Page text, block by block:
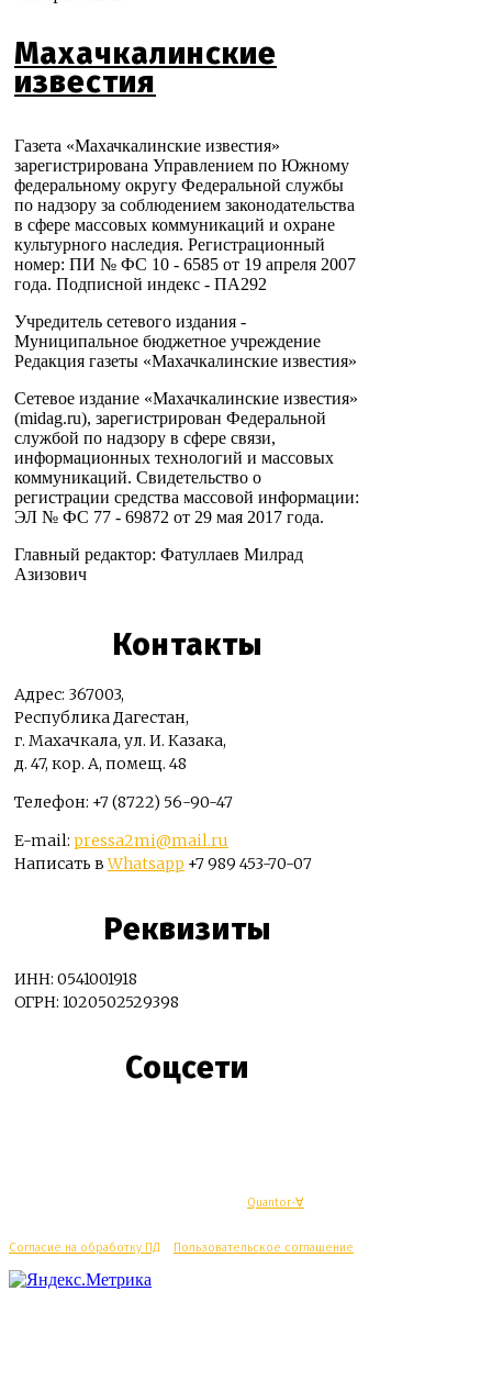
Махачкалинские
известия
Газета «Махачкалинские известия»
зарегистрирована Управлением по Южному
федеральному округу Федеральной службы
по надзору за соблюдением законодательства
в сфере массовых коммуникаций и охране
культурного наследия. Регистрационный
номер: ПИ № ФС 10 - 6585 от 19 апреля 2007
года. Подписной индекс - ПА292
Учредитель сетевого издания -
Муниципальное бюджетное учреждение
Редакция газеты «Махачкалинские известия»
Сетевое издание «Махачкалинские известия»
(midag.ru), зарегистрирован Федеральной
службой по надзору в сфере связи,
информационных технологий и массовых
коммуникаций. Свидетельство о
регистрации средства массовой информации:
ЭЛ № ФС 77 - 69872 от 29 мая 2017 года.
Главный редактор: Фатуллаев Милрад
Азизович
Контакты
Адрес: 367003,
Республика Дагестан,
г. Махачкала, ул. И. Казака,
д. 47, кор. А, помещ. 48
Телефон: +7 (8722) 56-90-47
E-mail: pressa2mi@mail.ru
Написать вWhatsapp +7 989 453-70-07
Реквизиты
ИНН: 0541001918
ОГРН: 1020502529398
Соцсети
Quantor-∀
Согласие на обработку ПД Пользовательское соглашение